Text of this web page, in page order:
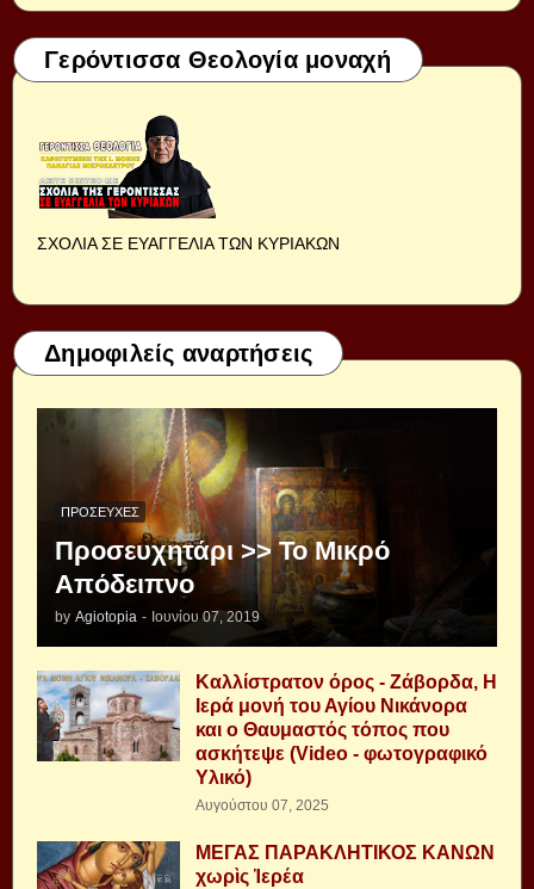
Γερόντισσα Θεολογία μοναχή
ΣΧΟΛΙΑ ΣΕ ΕΥΑΓΓΕΛΙΑ ΤΩΝ ΚΥΡΙΑΚΩΝ
Δημοφιλείς αναρτήσεις
ΠΡΟΣΕΥΧΈΣ
Προσευχητάρι >> Το Μικρό
Απόδειπνο
by Agiotopia - Ιουνίου 07, 2019
Καλλίστρατον όρος - Ζάβορδα, Η
Ιερά μονή του Αγίου Νικάνορα
και ο Θαυμαστός τόπος που
ασκήτεψε (Video - φωτογραφικό
Υλικό)
Αυγούστου 07, 2025
ΜΕΓΑΣ ΠΑΡΑΚΛΗΤΙΚΟΣ ΚΑΝΩΝ
χωρὶς Ἱερέα